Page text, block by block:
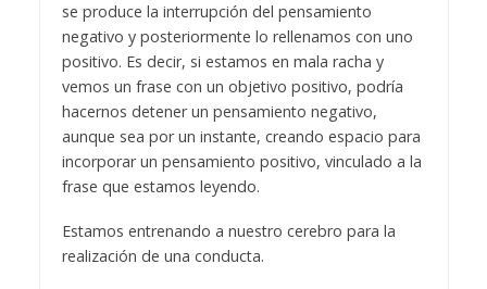
se produce la interrupción del pensamiento
negativo y posteriormente lo rellenamos con uno
positivo. Es decir, si estamos en mala racha y
vemos un frase con un objetivo positivo, podría
hacernos detener un pensamiento negativo,
aunque sea por un instante, creando espacio para
incorporar un pensamiento positivo, vinculado a la
frase que estamos leyendo.
Estamos entrenando a nuestro cerebro para la
realización de una conducta.